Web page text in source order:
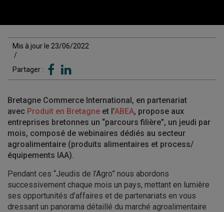
Mis à jour le 23/06/2022
/
Partager :
Bretagne Commerce International, en partenariat
avec Produit en Bretagne et l’ABEA, propose aux
entreprises bretonnes un “parcours filière”, un jeudi par
mois, composé de webinaires dédiés au secteur
agroalimentaire (produits alimentaires et process/
équipements IAA).
Pendant ces “Jeudis de l’Agro” nous abordons
successivement chaque mois un pays, mettant en lumière
ses opportunités d’affaires et de partenariats en vous
dressant un panorama détaillé du marché agroalimentaire